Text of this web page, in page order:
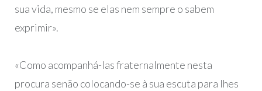
sua vida, mesmo se elas nem sempre o sabem
exprimir».
«Como acompanhá-las fraternalmente nesta
procura senão colocando-se à sua escuta para lhes